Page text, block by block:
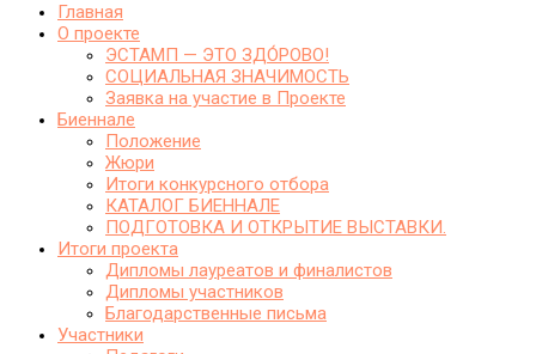
Главная
О проекте
ЭСТАМП — ЭТО ЗДО́РОВО!
СОЦИАЛЬНАЯ ЗНАЧИМОСТЬ
Заявка на участие в Проекте
Биеннале
Положение
Жюри
Итоги конкурсного отбора
КАТАЛОГ БИЕННАЛЕ
ПОДГОТОВКА И ОТКРЫТИЕ ВЫСТАВКИ.
Итоги проекта
Дипломы лауреатов и финалистов
Дипломы участников
Благодарственные письма
Участники